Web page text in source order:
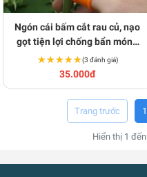
Ngón cái bấm cắt rau củ, nạo
gọt tiện lợi chống bẩn móng
tay S215
★★★★★
★★★★★(3 đánh giá)
35.000đ
Hiển thị 1 đến
1